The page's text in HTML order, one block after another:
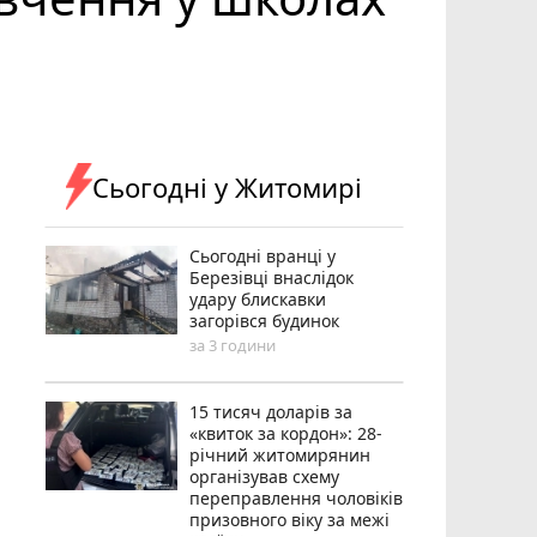
Сьогодні у Житомирі
Сьогодні вранці у
Березівці внаслідок
удару блискавки
загорівся будинок
за 3 години
15 тисяч доларів за
«квиток за кордон»: 28-
річний житомирянин
організував схему
переправлення чоловіків
призовного віку за межі